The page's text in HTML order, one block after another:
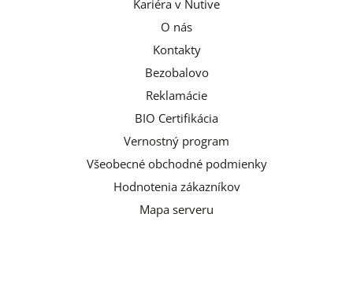
Kariéra v Nutive
O nás
Kontakty
Bezobalovo
Reklamácie
BIO Certifikácia
Vernostný program
Všeobecné obchodné podmienky
Hodnotenia zákazníkov
Mapa serveru